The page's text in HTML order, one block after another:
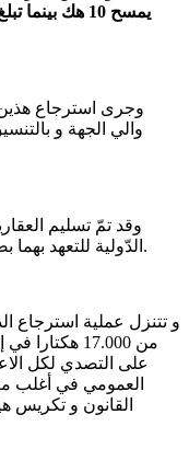
وجرى استرجاع هذين
والي الجهة و
وقد تمّ تسليم
الدّولية للتعهد بهما بصفة وقتية في انتظار إعادة توظيفهما لاحقا.
و تتنزل عملية استرجاع
من 17.000
على التصدي لكل
العمومي في أغلب
القانون و تكريس